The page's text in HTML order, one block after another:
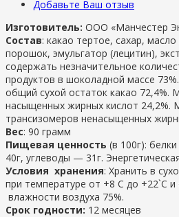
Добавьте Ваш отзыв
Изготовитель: ООО «Манчестер
Состав: какао тертое, сахар, масло
порошок, эмульгатор (лецитин),
содержать незначительное
продуктов в шоколадной массе
общий сухой остаток какао 72,4%.
насыщенных жирных кислот 24,2%.
трансизомеров ненасыщенных
Вес: 90 грамм
Пищевая ценность (в 100г):
40г, углеводы — 31г.
Условия хранения: Хранить в
при температуре от +8 С до +22`С и
влажности воздуха 75%.
Срок годности: 12 месяцев